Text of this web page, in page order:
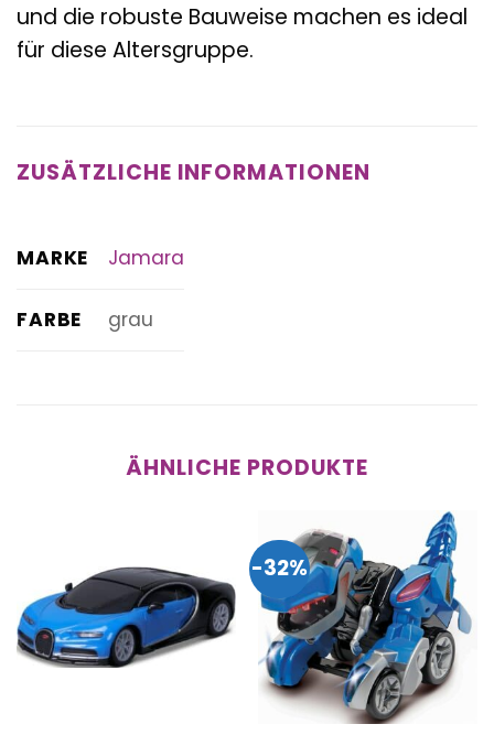
und die robuste Bauweise machen es ideal
für diese Altersgruppe.
ZUSÄTZLICHE INFORMATIONEN
MARKE Jamara
FARBE grau
ÄHNLICHE PRODUKTE
-32%